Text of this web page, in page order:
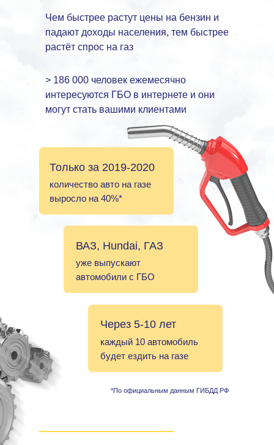
Чем быстрее растут цены на бензин и
падают доходы населения, тем быстрее
растёт спрос на газ
> 186 000 человек ежемесячно
интересуются ГБО в интернете и они
могут стать вашими клиентами
Только за 2019-2020
количество авто на газе
выросло на 40%*
ВАЗ, Hundai, ГАЗ
уже выпускают
автомобили с ГБО
Через 5-10 лет
каждый 10 автомобиль
будет ездить на газе
*По официальным данным ГИБДД РФ